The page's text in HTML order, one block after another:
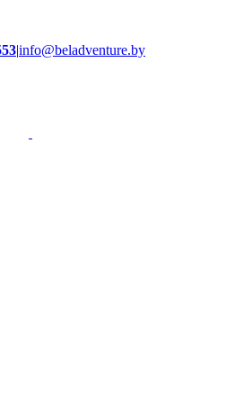
|info@beladventure.by